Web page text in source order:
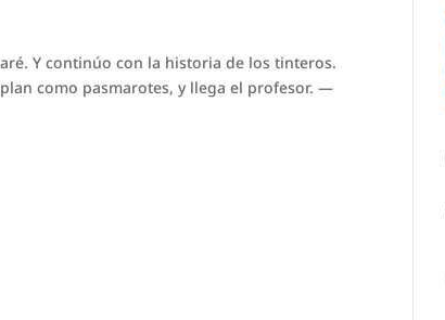
Y continúo con la historia de los tinteros.
como pasmarotes, y llega el profesor. —